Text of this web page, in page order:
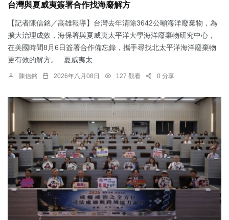
台灣與夏威夷簽署合作找海廢解方
【記者陳信銘／高雄報導】台灣去年清除3642公噸海洋廢棄物，為
擴大治理成效，海保署與夏威夷太平洋大學海洋廢棄物研究中心，
在美國時間8月6日簽署合作備忘錄，攜手尋找北太平洋海洋廢棄物
更有效的解方。 夏威夷太...
陳信銘 2026年八月08日 127 觀看 0 分享